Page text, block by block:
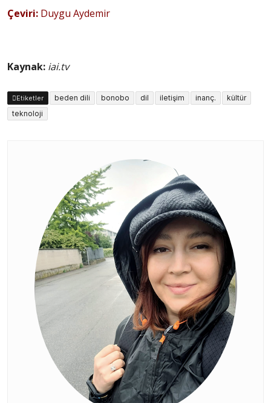
Çeviri: Duygu Aydemir
Kaynak: iai.tv
Etiketler beden dili bonobo dil iletişim inanç.
kültür
teknoloji